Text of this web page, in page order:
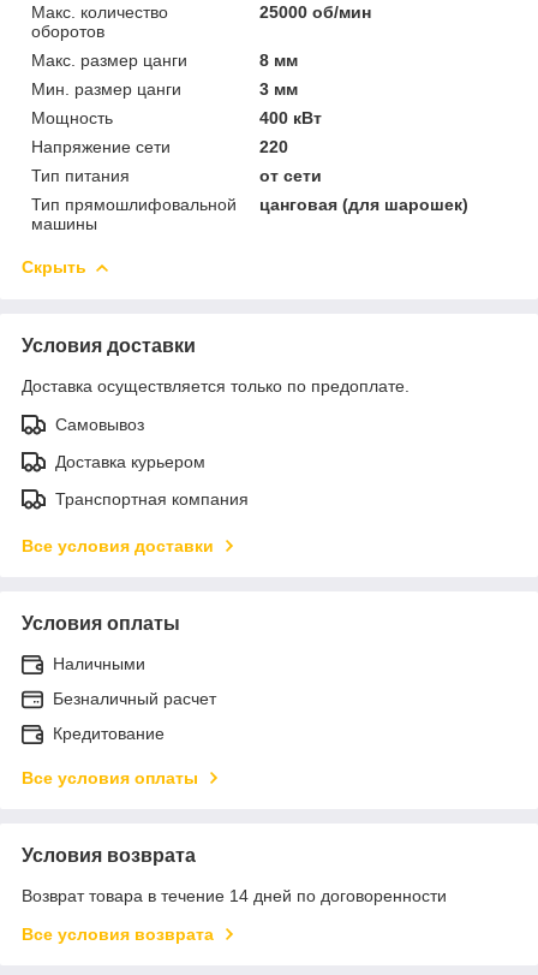
Макс. количество
оборотов
25000 об/мин
Макс. размер цанги
8 мм
Мин. размер цанги
3 мм
Мощность
400 кВт
Напряжение сети
220
Тип питания
от сети
Тип прямошлифовальной
машины
цанговая (для шарошек)
Скрыть
Условия доставки
Доставка осуществляется только по предоплате.
Самовывоз
Доставка курьером
Транспортная компания
Все условия доставки
Условия оплаты
Наличными
Безналичный расчет
Кредитование
Все условия оплаты
Условия возврата
Возврат товара в течение 14 дней по договоренности
Все условия возврата